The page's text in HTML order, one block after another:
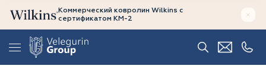
Коммерческий ковролин Wilkins с
сертификатом КМ-2